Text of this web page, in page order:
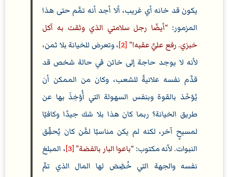
يكون قد خانه أي غريب، ألا أجد أنه تمَّم حتى هذا
المزمور:
أيضًا رجل سلامتي الذي وثقت به آكل
خبزي. رفع عليَّ عقبه! [2] ، وتعرض للخيانة بلا ثمن،
لأنه لا يوجد حاجة إلى خائن في حالة شخص قد
قدَّم نفسه علانيةً للشعب، وكان من الممكن أن
يُؤخَذ بالقوة وبنفس السهولة التي أُؤخِذَ بها عن
طريق الخيانة؟ ربما كان هذا بلا شك جيدًا وكافيًا
لمسيحٍ آخر، لكنه لم يكن مناسبًا لمَّن كان يُحقِّق
النبوات. لأنه مكتوب: باعوا البار بالفضة [3] ، المبلغ
نفسه والجهة التي خُصِّصَ لها المال الذي تمَّ